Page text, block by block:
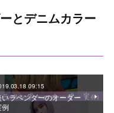
とデニムカラー
09:15
いラベンダーのオーダー